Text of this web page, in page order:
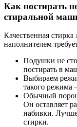
Как постирать
стиральной
Качественная
наполнителем
Подушки не
постирать в
Выбираем
такого режима
Обычный
Он оставляет
набивки. Лучше
стирки.